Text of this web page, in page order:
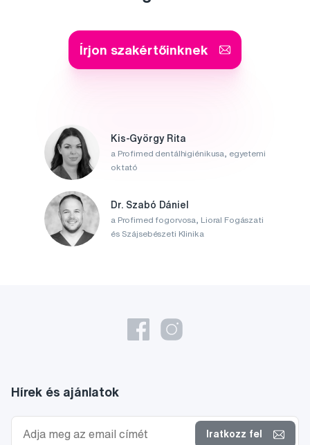
Írjon szakértőinknek
Kis-György Rita
a Profimed dentálhigiénikusa, egyetemi
oktató
Dr. Szabó Dániel
a Profimed fogorvosa, Lioral Fogászati
és Szájsebészeti Klinika
Hírek és ajánlatok
Iratkozz fel